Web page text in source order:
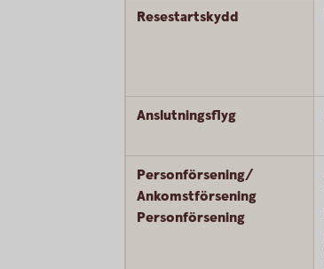
Resestartskydd
Anslutningsflyg
Personförsening/
Ankomstförsening
Personförsening